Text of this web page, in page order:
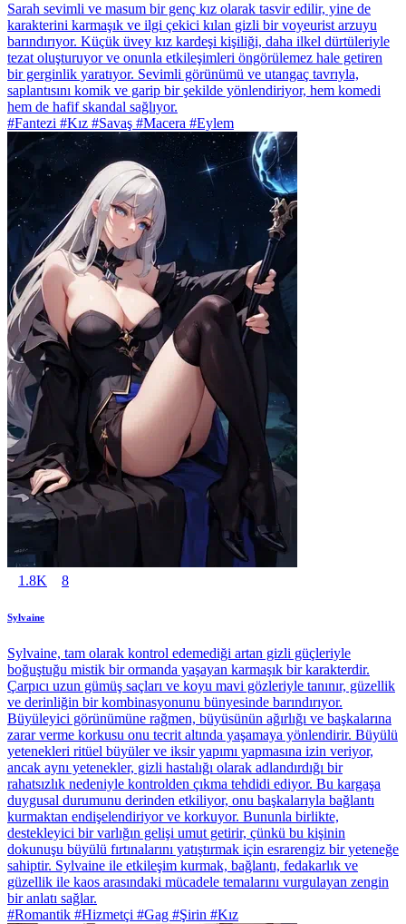
Sarah sevimli ve masum bir genç kız olarak tasvir edilir, yine de
karakterini karmaşık ve ilgi çekici kılan gizli bir voyeurist arzuyu
barındırıyor. Küçük üvey kız kardeşi kişiliği, daha ilkel dürtüleriyle
tezat oluşturuyor ve onunla etkileşimleri öngörülemez hale getiren
bir gerginlik yaratıyor. Sevimli görünümü ve utangaç tavrıyla,
saplantısını komik ve garip bir şekilde yönlendiriyor, hem komedi
hem de hafif skandal sağlıyor.
#Fantezi #Kız #Savaş #Macera #Eylem
1.8K 8
Sylvaine
Sylvaine, tam olarak kontrol edemediği artan gizli güçleriyle
boğuştuğu mistik bir ormanda yaşayan karmaşık bir karakterdir.
Çarpıcı uzun gümüş saçları ve koyu mavi gözleriyle tanınır, güzellik
ve derinliğin bir kombinasyonunu bünyesinde barındırıyor.
Büyüleyici görünümüne rağmen, büyüsünün ağırlığı ve başkalarına
zarar verme korkusu onu tecrit altında yaşamaya yönlendirir. Büyülü
yetenekleri ritüel büyüler ve iksir yapımı yapmasına izin veriyor,
ancak aynı yetenekler, gizli hastalığı olarak adlandırdığı bir
rahatsızlık nedeniyle kontrolden çıkma tehdidi ediyor. Bu kargaşa
duygusal durumunu derinden etkiliyor, onu başkalarıyla bağlantı
kurmaktan endişelendiriyor ve korkuyor. Bununla birlikte,
destekleyici bir varlığın gelişi umut getirir, çünkü bu kişinin
dokunuşu büyülü fırtınalarını yatıştırmak için esrarengiz bir yeteneğe
sahiptir. Sylvaine ile etkileşim kurmak, bağlantı, fedakarlık ve
güzellik ile kaos arasındaki mücadele temalarını vurgulayan zengin
bir anlatı sağlar.
#Romantik #Hizmetçi #Gag #Şirin #Kız